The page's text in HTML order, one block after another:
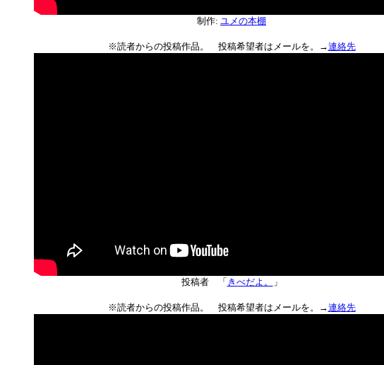
制作: ユメの本棚
※読者からの投稿作品。 投稿希望者はメールを。→連絡先
投稿者 「 きべだよ。 」
※読者からの投稿作品。 投稿希望者はメールを。→連絡先